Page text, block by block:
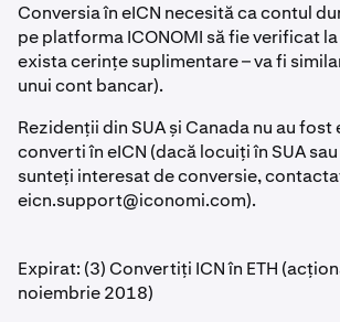
Conversia în eICN necesită ca contul
pe platforma ICONOMI să fie verificat
exista cerințe suplimentare – va fi
unui cont bancar).
Rezidenții din SUA și Canada nu au
converti în eICN (dacă locuiți în SUA
sunteți interesat de conversie,
eicn.support@iconomi.com).
Expirat: (3) Convertiți ICN în ETH
noiembrie 2018)